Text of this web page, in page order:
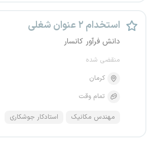
استخدام ۲ عنوان شغلی
دانش فرآور کانسار
منقضی شده
کرمان
تمام وقت
مهندس مکانیک استادکار جوشکاری